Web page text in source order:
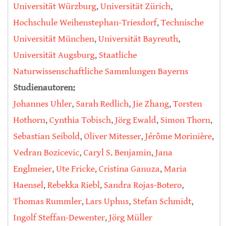
Universität Würzburg,Universität Zürich,
Hochschule Weihenstephan-Triesdorf,Technische
Universität München,Universität Bayreuth,
Universität Augsburg, Staatliche
Naturwissenschaftliche Sammlungen Bayerns
Studienautoren:
Johannes Uhler, Sarah Redlich,Jie Zhang,Torsten
Hothorn,Cynthia Tobisch,Jörg Ewald, Simon Thorn,
Sebastian Seibold,Oliver Mitesser,Jérôme Morinière,
Vedran Bozicevic,Caryl S. Benjamin,Jana
Englmeier,Ute Fricke,Cristina Ganuza,Maria
Haensel,Rebekka Riebl, Sandra Rojas-Botero,
Thomas Rummler,Lars Uphus, Stefan Schmidt,
Ingolf Steffan-Dewenter,Jörg Müller